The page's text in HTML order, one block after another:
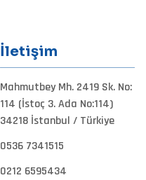
İletişim
Mahmutbey Mh. 2419 Sk. No:
114 (İstoç 3. Ada No:114)
34218 İstanbul / Türkiye
0536 7341515
0212 6595434